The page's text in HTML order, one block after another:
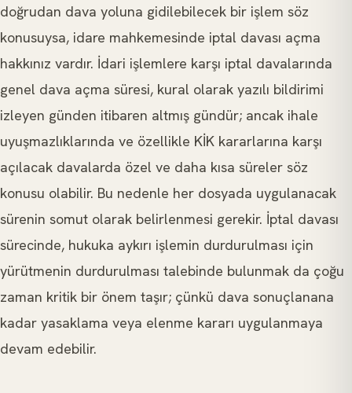
doğrudan dava yoluna gidilebilecek bir işlem söz
konusuysa, idare mahkemesinde iptal davası açma
hakkınız vardır. İdari işlemlere karşı iptal davalarında
genel dava açma süresi, kural olarak yazılı bildirimi
izleyen günden itibaren altmış gündür; ancak ihale
uyuşmazlıklarında ve özellikle KİK kararlarına karşı
açılacak davalarda özel ve daha kısa süreler söz
konusu olabilir. Bu nedenle her dosyada uygulanacak
sürenin somut olarak belirlenmesi gerekir. İptal davası
sürecinde, hukuka aykırı işlemin durdurulması için
yürütmenin durdurulması talebinde bulunmak da çoğu
zaman kritik bir önem taşır; çünkü dava sonuçlanana
kadar yasaklama veya elenme kararı uygulanmaya
devam edebilir.